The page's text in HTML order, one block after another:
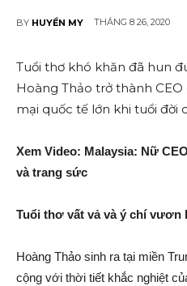
BY HUYỀN MY THÁNG 8 26, 2020
Tuổi thơ khó khăn đã hun
Hoàng Thảo trở thành
mại quốc tế lớn khi tuổi đời
Xem Video: Malaysia: Nữ
và trang sức
Tuổi thơ vất vả và ý chí vươn
Hoàng Thảo sinh ra tại miền
cộng với thời tiết khắc nghiệt